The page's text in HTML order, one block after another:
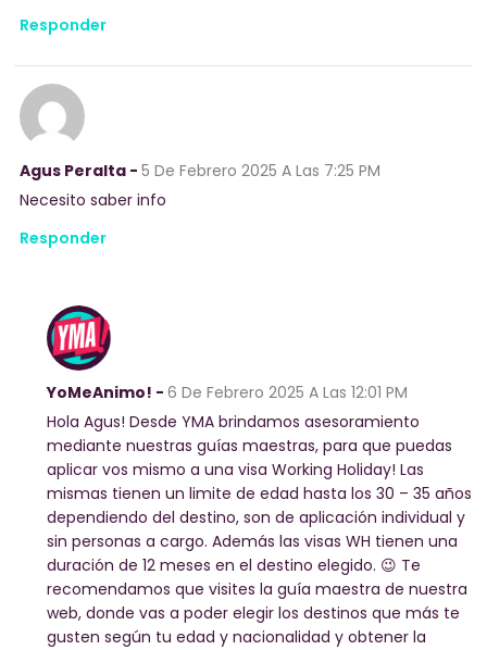
Responder
Agus Peralta - 5 De Febrero 2025 A Las 7:25 PM
Necesito saber info
Responder
YoMeAnimo! - 6 De Febrero 2025 A Las 12:01 PM
Hola Agus! Desde YMA brindamos asesoramiento
mediante nuestras guías maestras, para que puedas
aplicar vos mismo a una visa Working Holiday! Las
mismas tienen un limite de edad hasta los 30 – 35 años
dependiendo del destino, son de aplicación individual y
sin personas a cargo. Además las visas WH tienen una
duración de 12 meses en el destino elegido. 😉 Te
recomendamos que visites la guía maestra de nuestra
web, donde vas a poder elegir los destinos que más te
gusten según tu edad y nacionalidad y obtener la